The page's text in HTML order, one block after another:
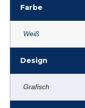
Farbe
Weiß
Design
Grafisch